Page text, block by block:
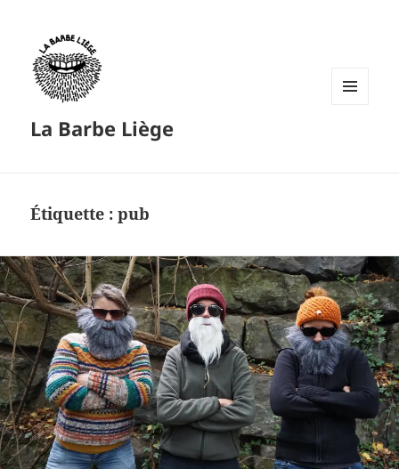
La Barbe Liège
Étiquette :pub